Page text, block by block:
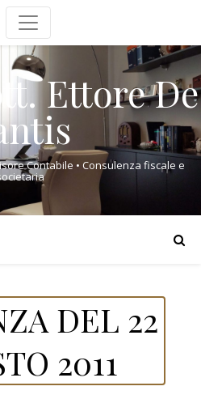
Ettore De
Contabile • Consulenza fiscale e
DEL 22
2011